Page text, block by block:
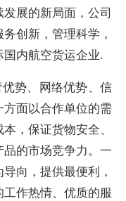
展的新局面，公司
创新，管理科学，
内航空货运企业.
势、网络优势、信
面以合作单位的需
，保证货物安全、
的市场竞争力。一
向，提供最便利，
作热情、优质的服